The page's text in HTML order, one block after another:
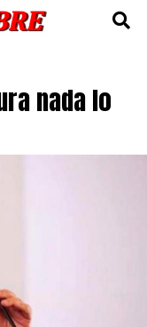
nada lo